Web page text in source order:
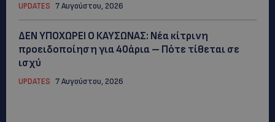
UPDATES 7 Αυγούστου, 2026
ΔΕΝ ΥΠΟΧΩΡΕΙ Ο ΚΑΥΣΩΝΑΣ: Νέα κίτρινη
προειδοποίηση για 40άρια – Πότε τίθεται σε
ισχύ
UPDATES 7 Αυγούστου, 2026